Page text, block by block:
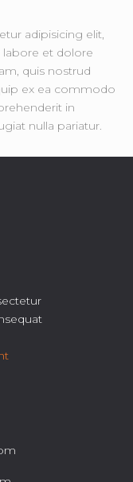
adipisicing elit,
et dolore
quis nostrud
ex ea commodo
in
nulla pariatur.